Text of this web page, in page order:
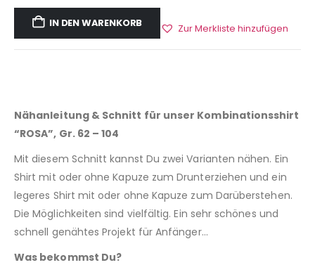
IN DEN WARENKORB Zur Merkliste hinzufügen
Nähanleitung & Schnitt für unser Kombinationsshirt
“ROSA”, Gr. 62 – 104
Mit diesem Schnitt kannst Du zwei Varianten nähen. Ein
Shirt mit oder ohne Kapuze zum Drunterziehen und ein
legeres Shirt mit oder ohne Kapuze zum Darüberstehen.
Die Möglichkeiten sind vielfältig. Ein sehr schönes und
schnell genähtes Projekt für Anfänger…
Was bekommst Du?